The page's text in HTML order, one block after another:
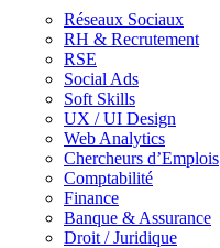
Réseaux Sociaux
RH & Recrutement
RSE
Social Ads
Soft Skills
UX / UI Design
Web Analytics
Chercheurs d’Emplois
Comptabilité
Finance
Banque & Assurance
Droit / Juridique